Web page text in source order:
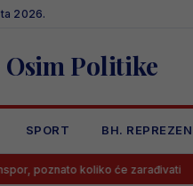
2026.
Osim Politike
SPORT BH.
koliko će zarađivati